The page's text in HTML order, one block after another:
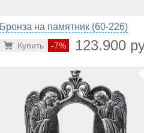
Бронза на памятник (60-226)
-7% 123.900
Купить